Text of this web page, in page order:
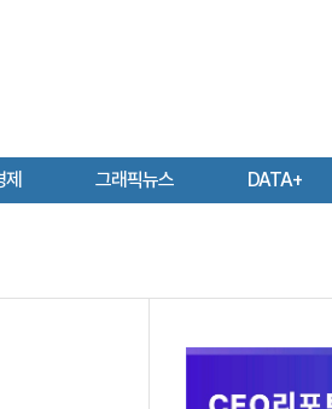
그래픽뉴스 DATA+